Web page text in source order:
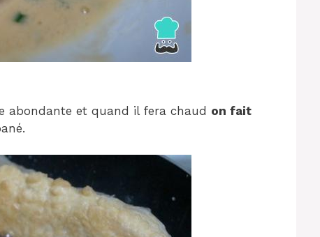
abondante et quand il fera chaud on fait